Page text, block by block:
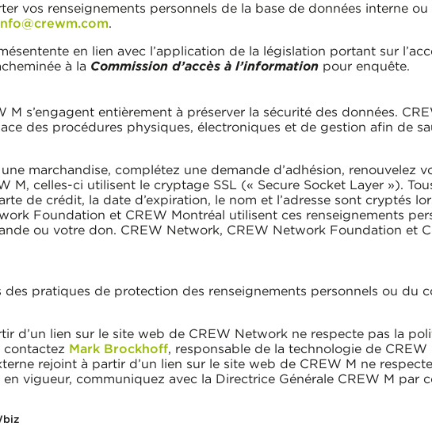
vos renseignements personnels de la base de données interne
.
en lien avec l’application de la législation portant sur
à la Commission d’accès à l’information pour enquête.
s’engagent entièrement à préserver la sécurité des données.
des procédures physiques, électroniques et de gestion afin de
marchandise, complétez une demande d’adhésion, renouvelez
celles-ci utilisent le cryptage SSL (« Secure Socket Layer »).
de crédit, la date d’expiration, le nom et l’adresse sont cryptés
Foundation et CREW Montréal utilisent ces renseignements
ou votre don. CREW Network, CREW Network Foundation et
pratiques de protection des renseignements personnels ou du
d’un lien sur le site web de CREW Network ne respecte pas la
contactez Mark Brockhoff, responsable de la technologie de CREW
rejoint à partir d’un lien sur le site web de CREW M ne
vigueur, communiquez avec la Directrice Générale CREW M par